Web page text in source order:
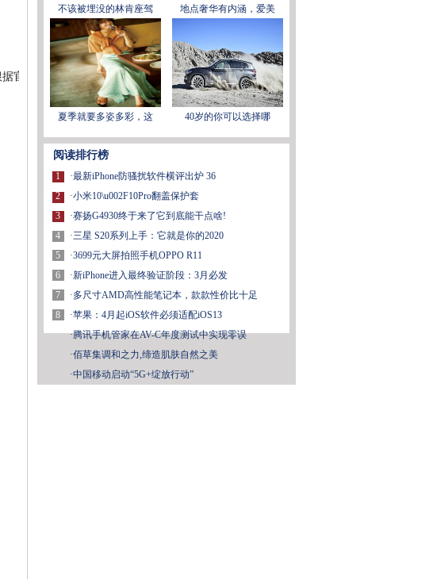
方透露的信息，除了新款手机、平板等终端设备外，还会推出新一代的麒麟芯
不该被埋没的林肯座驾 地点奢华有内涵，爱美
夏季就要多姿多彩，这 40岁的你可以选择哪
阅读排行榜
1
2
3
4
5
6
7
8
·最新iPhone防骚扰软件横评出炉 36
·小米10\u002F10Pro翻盖保护套
·赛扬G4930终于来了它到底能干点啥!
·三星 S20系列上手：它就是你的2020
·3699元大屏拍照手机OPPO R11
·新iPhone进入最终验证阶段：3月必发
·多尺寸AMD高性能笔记本，款款性价比十足
·苹果：4月起iOS软件必须适配iOS13
·腾讯手机管家在AV-C年度测试中实现零误
·佰草集调和之力,缔造肌肤自然之美
·中国移动启动“5G+绽放行动”